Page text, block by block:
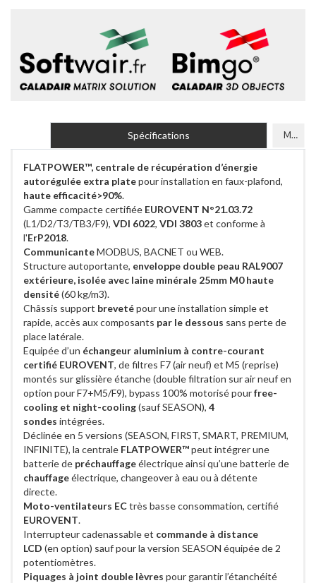
Spécifications Modèles
FLATPOWER™, centrale de récupération d’énergie
autorégulée extra platepour installation en faux-plafond,
haute efficacité>90%.
Gamme compacte certifiée EUROVENT N°21.03.72
(L1/D2/T3/TB3/F9), VDI 6022, VDI 3803et conforme à
l'ErP2018.
CommunicanteMODBUS, BACNET ou WEB.
Structure autoportante, enveloppe double peau RAL9007
extérieure, isolée avec laine minérale 25mm M0 haute
densité(60 kg/m3).
Châssis support brevetépour une installation simple et
rapide, accès aux composants par le dessous sans perte de
place latérale.
Equipée d’un échangeur aluminium à contre-courant
certifié EUROVENT, de filtres F7 (air neuf) et M5 (reprise)
montés sur glissière étanche (double filtration sur air neuf en
option pour F7+M5/F9), bypass 100% motorisé pourfree-
cooling et night-cooling(sauf SEASON), 4
sondes intégrées.
Déclinée en 5 versions (SEASON, FIRST, SMART, PREMIUM,
INFINITE), la centrale FLATPOWER™peut intégrer une
batterie de préchauffageélectrique ainsi qu’une batterie de
chauffageélectrique, changeover à eau ou à détente
directe.
Moto-ventilateurs ECtrès basse consommation, certifié
EUROVENT.
Interrupteur cadenassable et commande à distance
LCD (en option) sauf pour la version SEASON équipée de 2
potentiomètres.
Piquages à joint double lèvres pour garantir l’étanchéité